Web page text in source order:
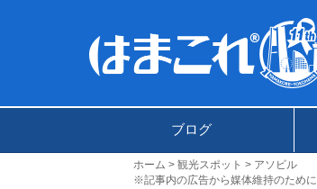
ブログ
ホーム 観光スポット
アソビル
※記事内の広告から媒体維持のため